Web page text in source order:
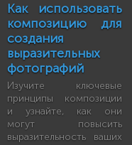
Как использовать
композицию для
создания
выразительных
фотографий
Изучите ключевые
принципы композиции
и узнайте, как они
могут повысить
выразительность ваших